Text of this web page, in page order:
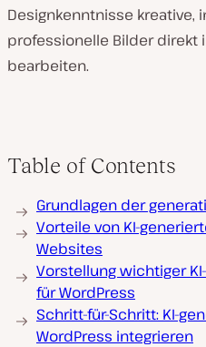
Designkenntnisse kreative,
professionelle Bilder direkt
bearbeiten.
Table of Contents
Grundlagen der
Vorteile von KI-
Websites
Vorstellung wichtiger
für WordPress
Schritt-für-Schritt: KI-
WordPress integrieren